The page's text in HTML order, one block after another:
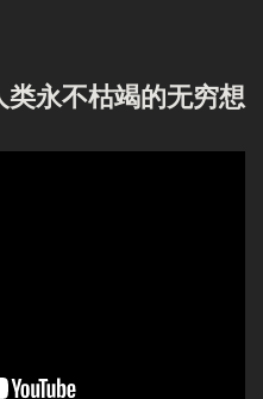
永不枯竭的无穷想